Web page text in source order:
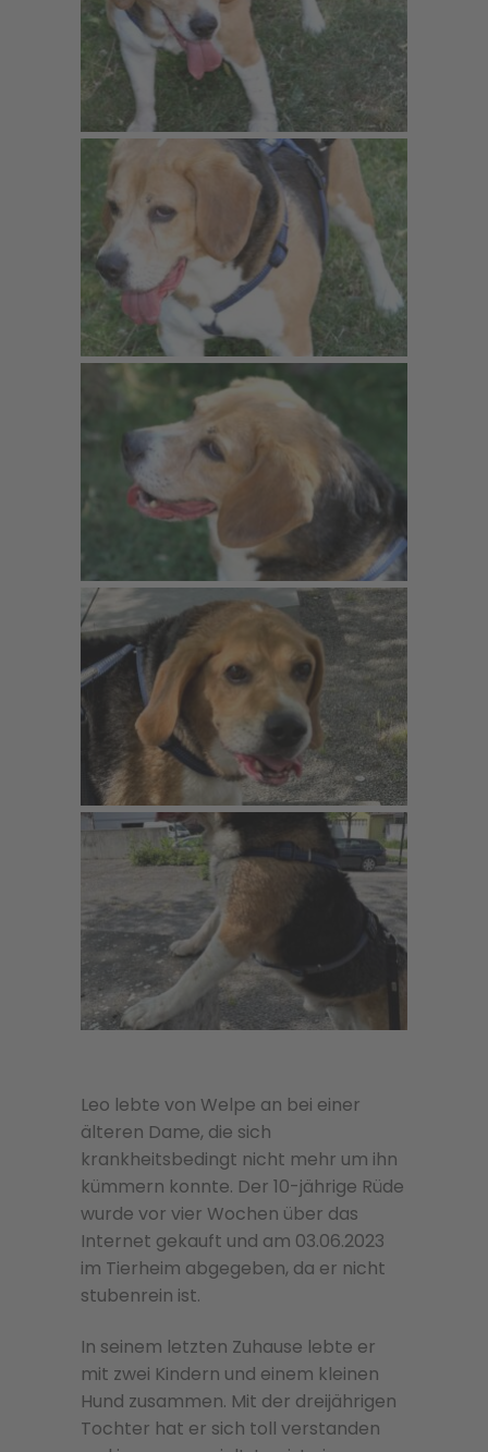
Leo lebte von Welpe an bei einer
älteren Dame, die sich
krankheitsbedingt nicht mehr um ihn
kümmern konnte. Der 10-jährige Rüde
wurde vor vier Wochen über das
Internet gekauft und am 03.06.2023
im Tierheim abgegeben, da er nicht
stubenrein ist.
In seinem letzten Zuhause lebte er
mit zwei Kindern und einem kleinen
Hund zusammen. Mit der dreijährigen
Tochter hat er sich toll verstanden